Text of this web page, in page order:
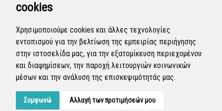
cookies
Χρησιμοποιούμε cookies και άλλες τεχνολογίες
εντοπισμού για την βελτίωση της εμπειρίας περιήγησης
στην ιστοσελίδα μας, για την εξατομίκευση περιεχομένου
και διαφημίσεων, την παροχή λειτουργιών κοινωνικών
μέσων και την ανάλυση της επισκεψιμότητάς μας.
Συμφωνώ Αλλαγή των προτιμήσεών μου
(Επόπτης)
08 Οκτ 2025 - 07:39
Ολοκληρώθηκε η διεκπεραίωση της αναφοράς από
τον Δήμο.